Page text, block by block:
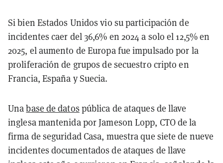
Si bien Estados Unidos vio su participación de
incidentes caer del 36,6% en 2024 a solo el 12,5% en
2025, el aumento de Europa fue impulsado por la
proliferación de grupos de secuestro cripto en
Francia, España y Suecia.
Unabase de datos pública de ataques de llave
inglesa mantenida por Jameson Lopp, CTO de la
firma de seguridad Casa, muestra que siete de nueve
incidentes documentados de ataques de llave